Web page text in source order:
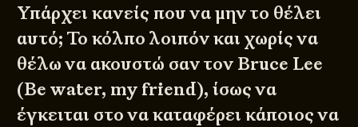
Υπάρχει κανείς που να μην το θέλει
αυτό; Το κόλπο λοιπόν και χωρίς να
θέλω να ακουστώ σαν τον Bruce Lee
(Be water, my friend), ίσως να
έγκειται στο να καταφέρει κάποιος να